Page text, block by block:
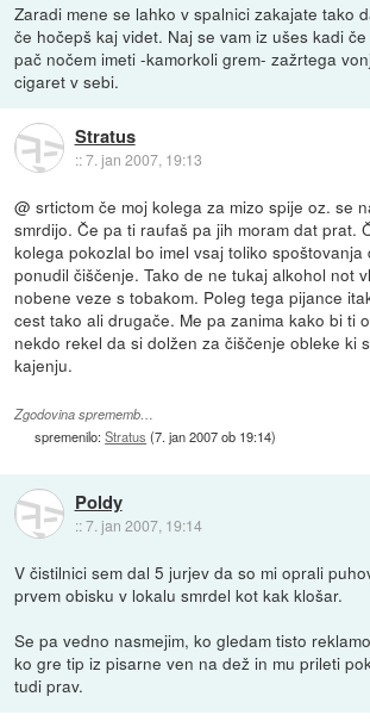
Zaradi mene se lahko v spalnici zakajate tako
če hočepš kaj videt. Naj se vam iz ušes kadi
pač nočem imeti -kamorkoli grem- zažrtega
cigaret v sebi.
Stratus
::7. jan 2007, 19:13
@ srtictom če moj kolega za mizo spije oz. se
smrdijo. Če pa ti raufaš pa jih moram dat prat.
kolega pokozlal bo imel vsaj toliko
ponudil čiščenje. Tako de ne tukaj alkohol not
nobene veze s tobakom. Poleg tega pijance
cest tako ali drugače. Me pa zanima kako bi ti
nekdo rekel da si dolžen za čiščenje obleke ki
kajenju.
Zgodovina sprememb…
spremenilo:Stratus (7. jan 2007 ob 19:14)
Poldy
::7. jan 2007, 19:14
V čistilnici sem dal 5 jurjev da so mi oprali
prvem obisku v lokalu smrdel kot kak klošar.
Se pa vedno nasmejim, ko gledam tisto
ko gre tip iz pisarne ven na dež in mu prileti
tudi prav.